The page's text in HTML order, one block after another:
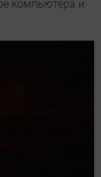
компьютера и